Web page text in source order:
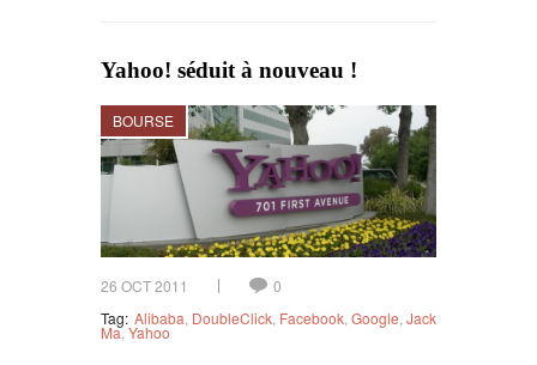
Yahoo! séduit à nouveau !
BOURSE
26 OCT 2011
0
Tag: Alibaba DoubleClick Facebook Google Jack
Ma, Yahoo